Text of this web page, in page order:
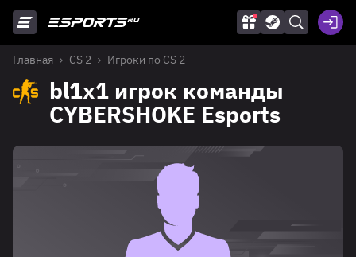
Главная CS 2 Игроки по CS 2
bl1x1 игрок команды
CYBERSHOKE Esports